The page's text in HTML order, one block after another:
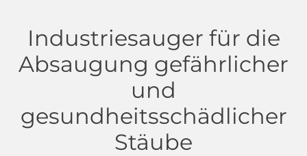
Industriesauger für die
Absaugung gefährlicher
und
gesundheitsschädlicher
Stäube